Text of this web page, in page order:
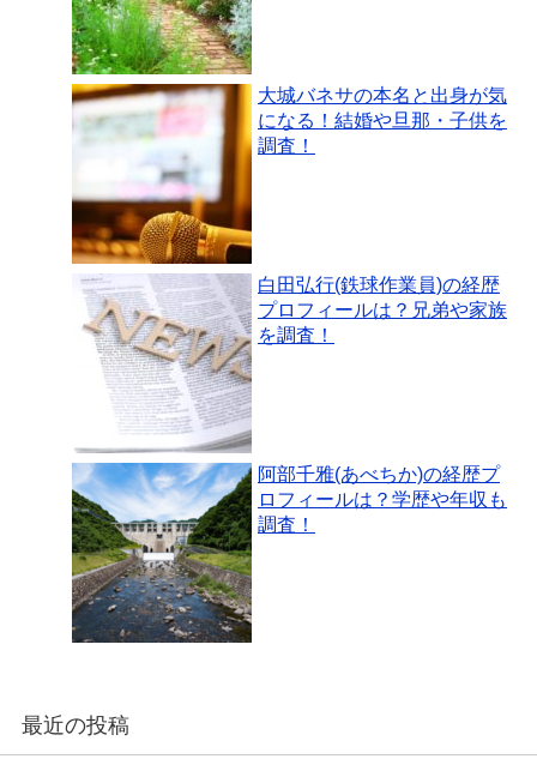
大城バネサの本名と出身が気
になる！結婚や旦那・子供を
調査！
白田弘行(鉄球作業員)の経歴
プロフィールは？兄弟や家族
を調査！
阿部千雅(あべちか)の経歴プ
ロフィールは？学歴や年収も
調査！
最近の投稿